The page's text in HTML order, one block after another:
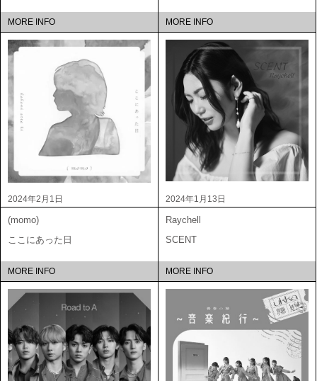
MORE INFO MORE INFO
2024年2月1日
(momo)
ここにあった日
MORE INFO
2024年1月13日
Raychell
SCENT
MORE INFO